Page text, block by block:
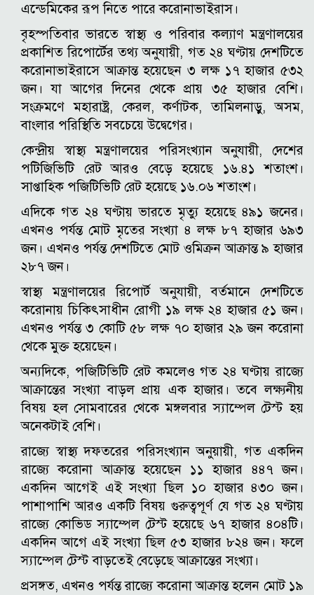
এন্ডেমিকের রূপ নিতে পারে করোনাভাইরাস।
বৃহস্পতিবার ভারতে স্বাস্থ্য ও পরিবার কল্যাণ মন্ত্রণালয়ের
প্রকাশিত রিপোর্টের তথ্য অনুযায়ী, গত ২৪ ঘণ্টায় দেশটিতে
করোনাভাইরাসে আক্রান্ত হয়েছেন ৩ লক্ষ ১৭ হাজার ৫৩২
জন। যা আগের দিনের থেকে প্রায় ৩৫ হাজার বেশি।
সংক্রমণে মহারাষ্ট্র, কেরল, কর্ণাটক, তামিলনাড়ু, অসম,
বাংলার পরিস্থিতি সবচেয়ে উদ্বেগের।
কেন্দ্রীয় স্বাস্থ্য মন্ত্রণালয়ের পরিসংখ্যান অনুযায়ী, দেশের
পটিজিভিটি রেট আরও বেড়ে হয়েছে ১৬.৪১ শতাংশ।
সাপ্তাহিক পজিটিভিটি রেট হয়েছে ১৬.০৬ শতাংশ।
এদিকে গত ২৪ ঘণ্টায় ভারতে মৃত্যু হয়েছে ৪৯১ জনের।
এখনও পর্যন্ত মোট মৃতের সংখ্যা ৪ লক্ষ ৮৭ হাজার ৬৯৩
জন। এখনও পর্যন্ত দেশটিতে মোট ওমিক্রন আক্রান্ত ৯ হাজার
২৮৭ জন।
স্বাস্থ্য মন্ত্রণালয়ের রিপোর্ট অনুযায়ী, বর্তমানে দেশটিতে
করোনায় চিকিৎসাধীন রোগী ১৯ লক্ষ ২৪ হাজার ৫১ জন।
এখনও পর্যন্ত ৩ কোটি ৫৮ লক্ষ ৭০ হাজার ২৯ জন করোনা
থেকে মুক্ত হয়েছেন।
অন্যদিকে, পজিটিভিটি রেট কমলেও গত ২৪ ঘণ্টায় রাজ্যে
আক্রান্তের সংখ্যা বাড়ল প্রায় এক হাজার। তবে লক্ষ্যনীয়
বিষয় হল সোমবারের থেকে মঙ্গলবার স্যাম্পেল টেস্ট হয়
অনেকটাই বেশি।
রাজ্যে স্বাস্থ্য দফতরের পরিসংখ্যান অনুয়ায়ী, গত একদিন
রাজ্যে করোনা আক্রান্ত হয়েছেন ১১ হাজার ৪৪৭ জন।
একদিন আগেই এই সংখ্যা ছিল ১০ হাজার ৪৩০ জন।
পাশাপাশি আরও একটি বিষয় গুরুত্বপূর্ণ যে গত ২৪ ঘণ্টায়
রাজ্যে কোভিড স্যাম্পেল টেস্ট হয়েছে ৬৭ হাজার ৪০৪টি।
একদিন আগে এই সংখ্যা ছিল ৫৩ হাজার ৮২৪ জন। ফলে
স্যাম্পেল টেস্ট বাড়তেই বেড়েছে আক্রান্তের সংখ্যা।
প্রসঙ্গত, এখনও পর্যন্ত রাজ্যে করোনা আক্রান্ত হলেন মোট ১৯